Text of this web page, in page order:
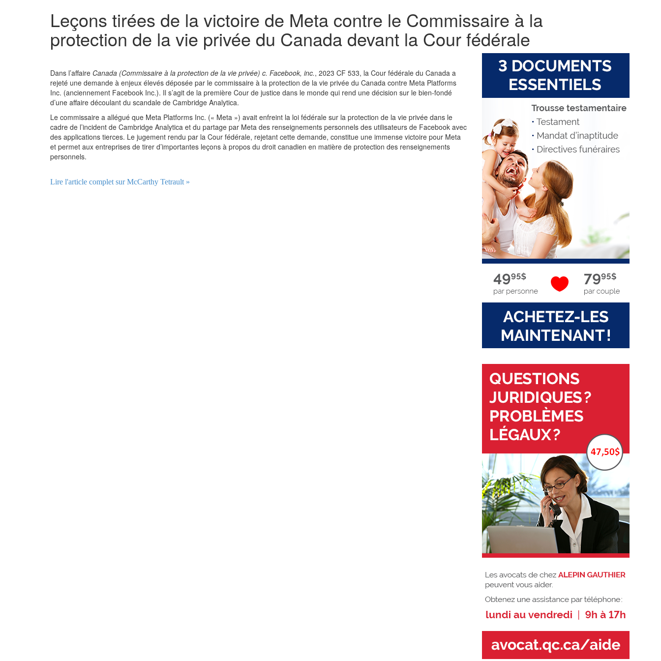
Leçons tirées de la victoire de Meta contre le Commissaire à la
protection de la vie privée du Canada devant la Cour fédérale
Dans l’affaire Canada (Commissaire à la protection de la vie privée) c. Facebook, inc., 2023 CF 533, la Cour fédérale du Canada a
rejeté une demande à enjeux élevés déposée par le commissaire à la protection de la vie privée du Canada contre Meta Platforms
Inc. (anciennement Facebook Inc.). Il s’agit de la première Cour de justice dans le monde qui rend une décision sur le bien-fondé
d’une affaire découlant du scandale de Cambridge Analytica.
Le commissaire a allégué que Meta Platforms Inc. (« Meta ») avait enfreint la loi fédérale sur la protection de la vie privée dans le
cadre de l’incident de Cambridge Analytica et du partage par Meta des renseignements personnels des utilisateurs de Facebook avec
des applications tierces. Le jugement rendu par la Cour fédérale, rejetant cette demande, constitue une immense victoire pour Meta
et permet aux entreprises de tirer d’importantes leçons à propos du droit canadien en matière de protection des renseignements
personnels.
Lire l'article complet sur McCarthy Tetrault »